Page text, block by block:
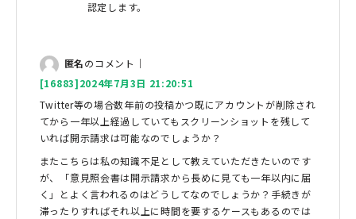
認定します。
匿名のコメント｜
[16883]2024年7月3日 21:20:51
Twitter等の場合数年前の投稿かつ既にアカウントが削除され
てから一年以上経過していてもスクリーンショットを残して
いれば開示請求は可能なのでしょうか？
またこちらは私の知識不足として教えていただきたいのです
が、「意見照会書は開示請求から長めに見ても一年以内に届
く」とよく言われるのはどうしてなのでしょうか？手続きが
滞ったりすればそれ以上に時間を要するケースもあるのでは